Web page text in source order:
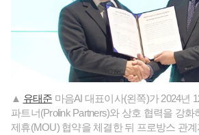
▲ 유태준 마음AI 대표이사(왼쪽)가 2024년
파트너(Prolink Partners)와 상호 협력을 강
제휴(MOU) 협약을 체결한 뒤 프로방스 관